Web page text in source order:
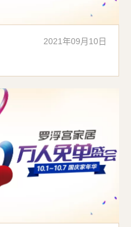
2021年09月10日